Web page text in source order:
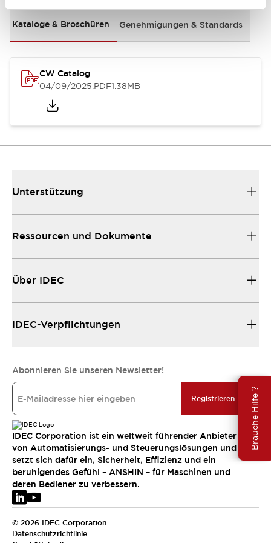
Brauche Hilfe ?
Kataloge & Broschüren Genehmigungen & Standards
CW Catalog
04/09/2025.PDF1.38MB
Unterstützung
Ressourcen und Dokumente
Über IDEC
IDEC-Verpflichtungen
Abonnieren Sie unseren Newsletter!
Registrieren
IDEC Corporation ist ein weltweit führender Anbieter
von Automatisierungs- und Steuerungslösungen und
setzt sich dafür ein, Sicherheit, Effizienz und ein
beruhigendes Gefühl – ANSHIN – für Maschinen und
deren Bediener zu verbessern.
© 2026 IDEC Corporation
Datenschutzrichtlinie